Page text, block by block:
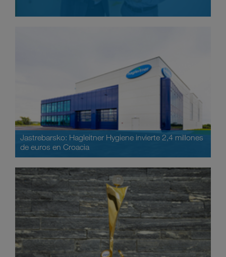
Jastrebarsko: Hagleitner Hygiene invierte 2,4 millones
de euros en Croacia